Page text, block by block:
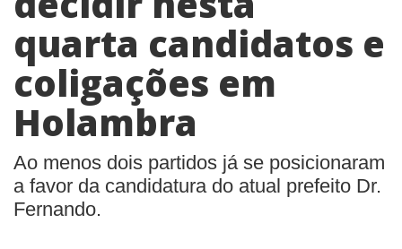
TELEFONES ÚTEIS
CONTATO
ANUNCIE
quarta candidatos e
coligações em
Holambra
Ao menos dois partidos já se posicionaram
a favor da candidatura do atual prefeito Dr.
Fernando.